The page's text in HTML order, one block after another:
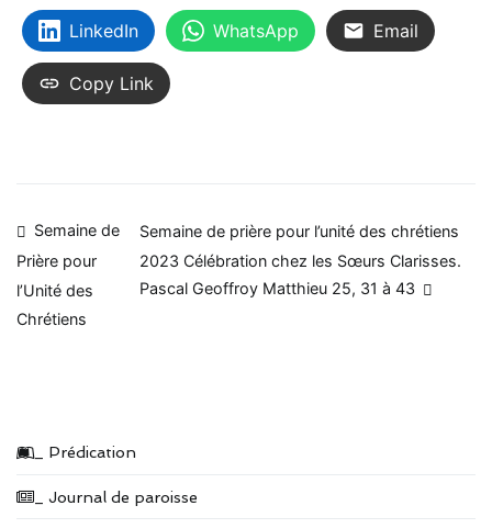
LinkedIn WhatsApp Email
Copy Link
Navigation
de
l’article
Semaine de
Prière pour
l’Unité des
Chrétiens
Semaine de prière pour l’unité des chrétiens
2023 Célébration chez les Sœurs Clarisses.
Pascal Geoffroy Matthieu 25, 31 à 43
_ Prédication
_ Journal de paroisse